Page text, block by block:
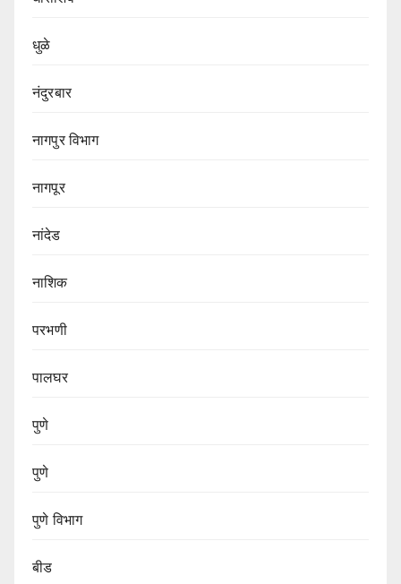
धुळे
नंदुरबार
नागपुर‌ विभाग‌
नागपूर
नांदेड
नाशिक
परभणी
पालघर
पुणे
पुणे
पुणे विभाग‌
बीड